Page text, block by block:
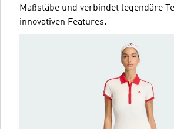
Maßstäbe und verbindet legendäre
innovativen Features.